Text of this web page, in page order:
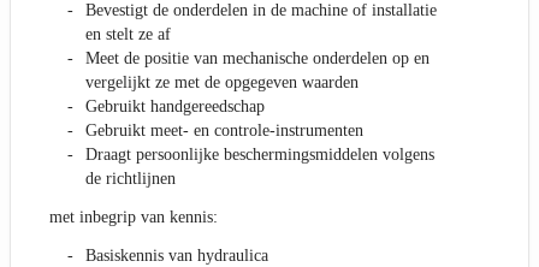
Bevestigt de onderdelen in de machine of installatie
en stelt ze af
Meet de positie van mechanische onderdelen op en
vergelijkt ze met de opgegeven waarden
Gebruikt handgereedschap
Gebruikt meet- en controle-instrumenten
Draagt persoonlijke beschermingsmiddelen volgens
de richtlijnen
met inbegrip van kennis:
Basiskennis van hydraulica